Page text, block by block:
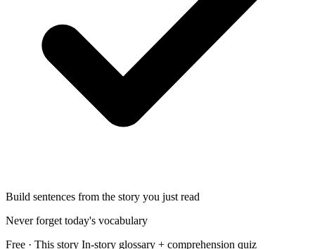
Build sentences from the story you just read
Never forget today's vocabulary
Free · This story In-story glossary + comprehension quiz